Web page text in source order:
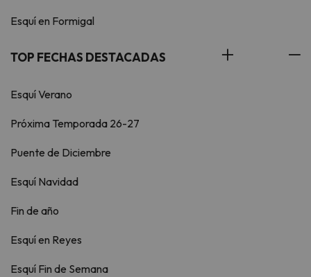
Esquí en Formigal
TOP FECHAS DESTACADAS
Esquí Verano
Próxima Temporada 26-27
Puente de Diciembre
Esquí Navidad
Fin de año
Esquí en Reyes
Esquí Fin de Semana